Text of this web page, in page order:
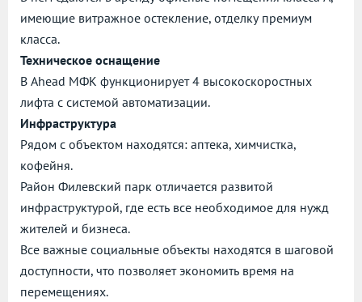
имеющие витражное остекление, отделку премиум
класса.
Техническое оснащение
В Ahead МФК функционирует 4 высокоскоростных
лифта с системой автоматизации.
Инфраструктура
Рядом с объектом находятся: аптека, химчистка,
кофейня.
Район Филевский парк отличается развитой
инфраструктурой, где есть все необходимое для нужд
жителей и бизнеса.
Все важные социальные объекты находятся в шаговой
доступности, что позволяет экономить время на
перемещениях.